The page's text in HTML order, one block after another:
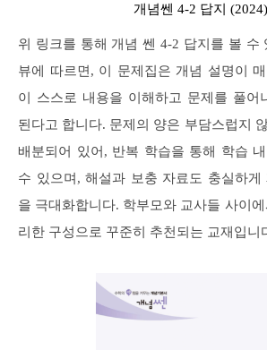
개념쎈 4-2 답지 (2024)
위 링크를 통해 개념 쎈 4-2 답지를 볼 수
뷰에 따르면, 이 문제집은 개념 설명이
이 스스로 내용을 이해하고 문제를 풀어
된다고 합니다. 문제의 양은 부담스럽지
배분되어 있어, 반복 학습을 통해 학습
수 있으며, 해설과 보충 자료도 충실하게
을 극대화합니다. 학부모와 교사들 사이
리한 구성으로 꾸준히 추천되는 교재입니